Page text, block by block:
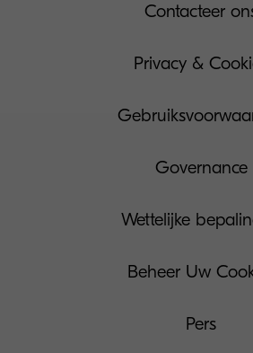
Contacteer
Privacy &
Governance
Wettelijke
Beheer Uw
Pers